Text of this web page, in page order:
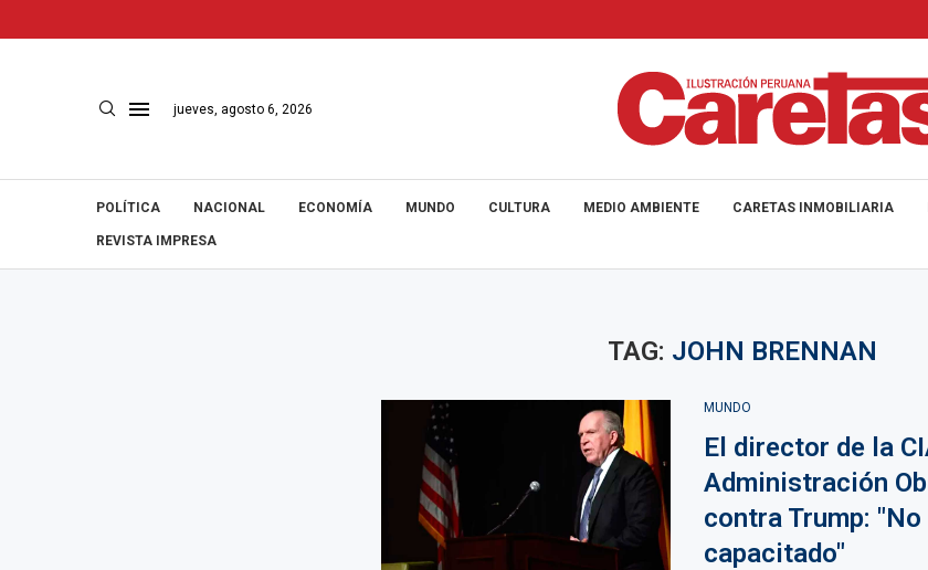
jueves, agosto 6, 2026
POLÍTICA NACIONAL ECONOMÍA MUNDO CULTURA MEDIO AMBIENTE CARETAS INMOBILIARIA
REVISTA IMPRESA
TAG: JOHN BRENNAN
MUNDO
El director de la
Administración
contra Trump:
capacitado"